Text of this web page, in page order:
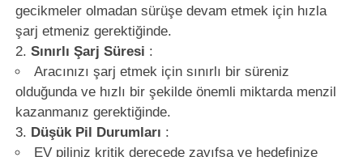
gecikmeler olmadan sürüşe devam etmek için hızla
şarj etmeniz gerektiğinde.
Sınırlı Şarj Süresi :
Aracınızı şarj etmek için sınırlı bir süreniz
olduğunda ve hızlı bir şekilde önemli miktarda menzil
kazanmanız gerektiğinde.
Düşük Pil Durumları :
EV piliniz kritik derecede zayıfsa ve hedefinize